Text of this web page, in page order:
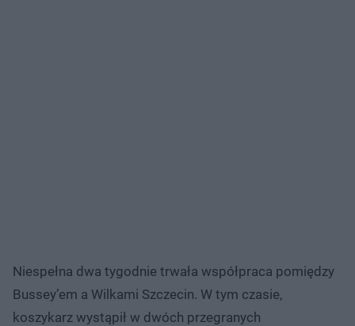
Niespełna dwa tygodnie trwała współpraca pomiędzy
Bussey’em a Wilkami Szczecin. W tym czasie,
koszykarz wystąpił w dwóch przegranych